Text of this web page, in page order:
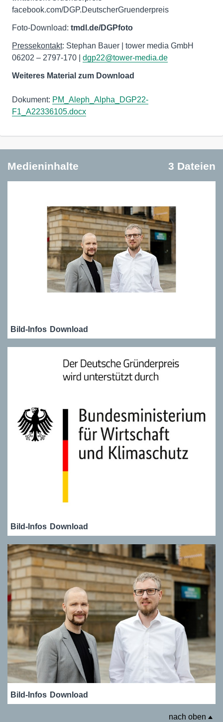
facebook.com/DGP.DeutscherGruenderpreis
Foto-Download: tmdl.de/DGPfoto
Pressekontakt: Stephan Bauer | tower media GmbH
06202 – 2797-170 | dgp22@tower-media.de
Weiteres Material zum Download
Dokument: PM_Aleph_Alpha_DGP22-
F1_A22336105.docx
Medieninhalte 3 Dateien
Bild-Infos Download
Bild-Infos Download
Bild-Infos Download
nach oben